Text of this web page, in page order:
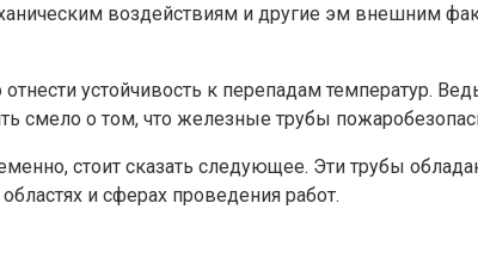
воздействиям и другие эм внешним
устойчивость к перепадам температур.
смело о том, что железные трубы
стоит сказать следующее. Эти трубы
и сферах проведения работ.